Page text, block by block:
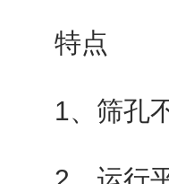
特点
1、筛孔